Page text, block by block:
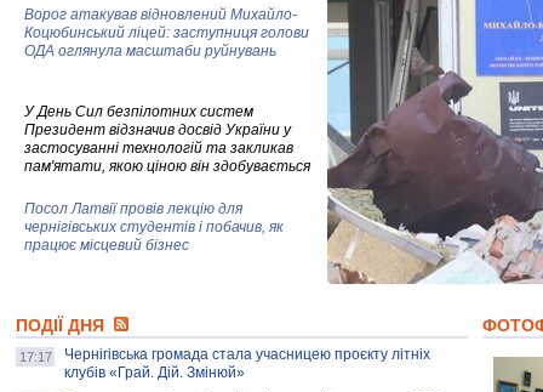
Ворог атакував відновлений Михайло-
Коцюбинський ліцей: заступниця голови
ОДА оглянула масштаби руйнувань
У День Сил безпілотних систем
Президент відзначив досвід України у
застосуванні технологій та закликав
пам'ятати, якою ціною він здобувається
Посол Латвії провів лекцію для
чернігівських студентів і побачив, як
працює місцевий бізнес
колекцію про війну, емоції та тварин
ПОДІЇ ДНЯ
17:17
Чернігівська громада стала учасницею проєкту літніх
клубів «Грай. Дій. Змінюй»